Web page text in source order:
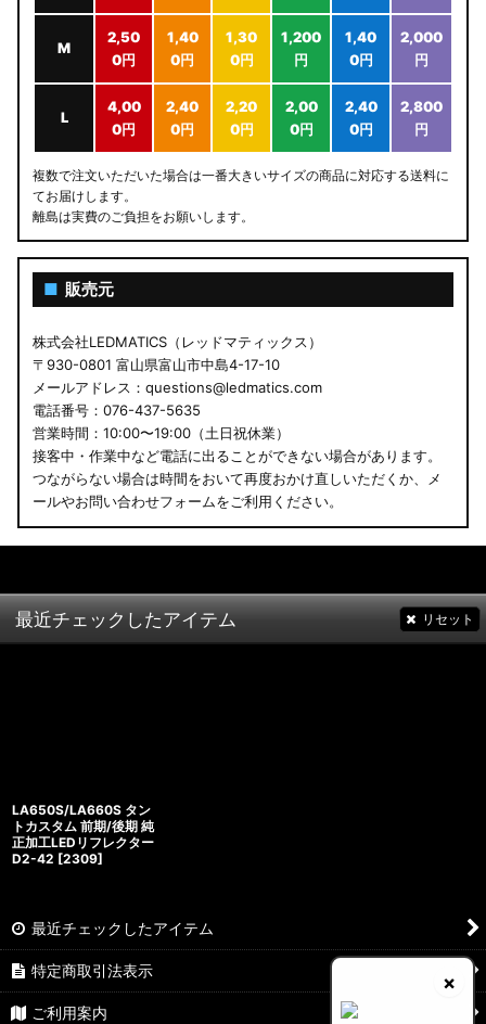
M
2,50
0円
1,40
0円
1,30
0円
1,200
円
1,40
0円
2,000
円
L
4,00
0円
2,40
0円
2,20
0円
2,00
0円
2,40
0円
2,800
円
複数で注文いただいた場合は一番大きいサイズの商品に対応する送料に
てお届けします。
離島は実費のご負担をお願いします。
■ 販売元
株式会社LEDMATICS（レッドマティックス）
〒930-0801 富山県富山市中島4-17-10
メールアドレス：questions@ledmatics.com
電話番号：076-437-5635
営業時間：10:00〜19:00（土日祝休業）
接客中・作業中など電話に出ることができない場合があります。
つながらない場合は時間をおいて再度おかけ直しいただくか、メ
ールやお問い合わせフォームをご利用ください。
×
最近チェックしたアイテム リセット
LA650S/LA660S タン
トカスタム 前期/後期 純
正加工LEDリフレクター
D2-42 [2309]
最近チェックしたアイテム
特定商取引法表示
ご利用案内